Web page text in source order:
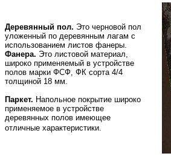
Деревянный пол. Это черновой пол
уложенный по деревянным лагам с
использованием листов фанеры.
Фанера. Это листовой материал,
широко применяемый в устройстве
полов марки ФСФ, ФК сорта 4/4
толщиной 18 мм.
Паркет. Напольное покрытие широко
применяемое в устройстве
деревянных полов имеющее
отличные характеристики.